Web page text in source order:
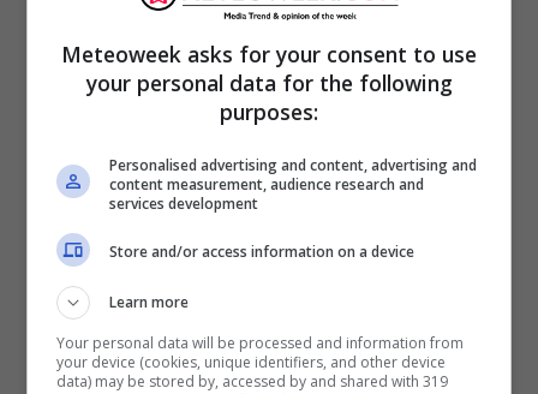
digitale, una percentuale ben al di sopra della
media UE (60 %). Le imprese italiane fanno
registrare ottimi risultati nell’uso della
permangano lacune nell’uso di tecnologie
quali i big data e l’intelligenza artificiale,
nonché nella diffusione del commercio
elettronico
Meteoweek asks for your consent to use
your personal data for the following
purposes:
Personalised advertising and content, advertising and
content measurement, audience research and
services development
Store and/or access information on a device
Learn more
Your personal data will be processed and information from
your device (cookies, unique identifiers, and other device
data) may be stored by, accessed by and shared with 319